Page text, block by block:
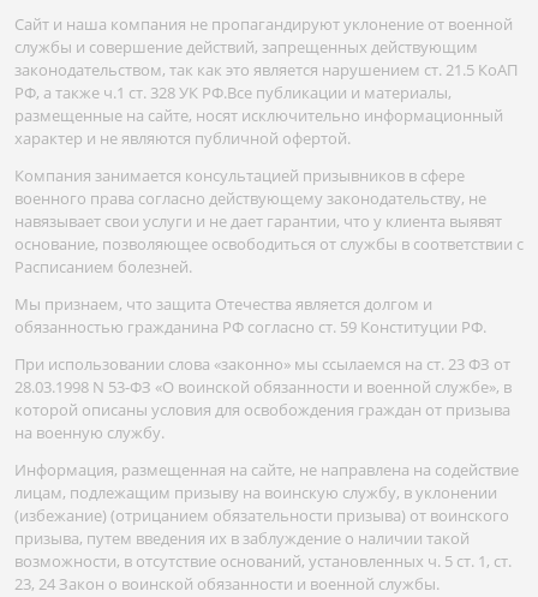
Сайт и наша компания не пропагандируют уклонение от военной
службы и совершение действий, запрещенных действующим
законодательством, так как это является нарушением ст. 21.5 КоАП
РФ, а также ч.1 ст. 328 УК РФ.Все публикации и материалы,
размещенные на сайте, носят исключительно информационный
характер и не являются публичной офертой.
Компания занимается консультацией призывников в сфере
военного права согласно действующему законодательству, не
навязывает свои услуги и не дает гарантии, что у клиента выявят
основание, позволяющее освободиться от службы в соответствии с
Расписанием болезней.
Мы признаем, что защита Отечества является долгом и
обязанностью гражданина РФ согласно ст. 59 Конституции РФ.
При использовании слова «законно» мы ссылаемся на ст. 23 ФЗ от
28.03.1998 N 53-ФЗ «О воинской обязанности и военной службе», в
которой описаны условия для освобождения граждан от призыва
на военную службу.
Информация, размещенная на сайте, не направлена на содействие
лицам, подлежащим призыву на воинскую службу, в уклонении
(избежание) (отрицанием обязательности призыва) от воинского
призыва, путем введения их в заблуждение о наличии такой
возможности, в отсутствие оснований, установленных ч. 5 ст. 1, ст.
23, 24 Закон о воинской обязанности и военной службы.